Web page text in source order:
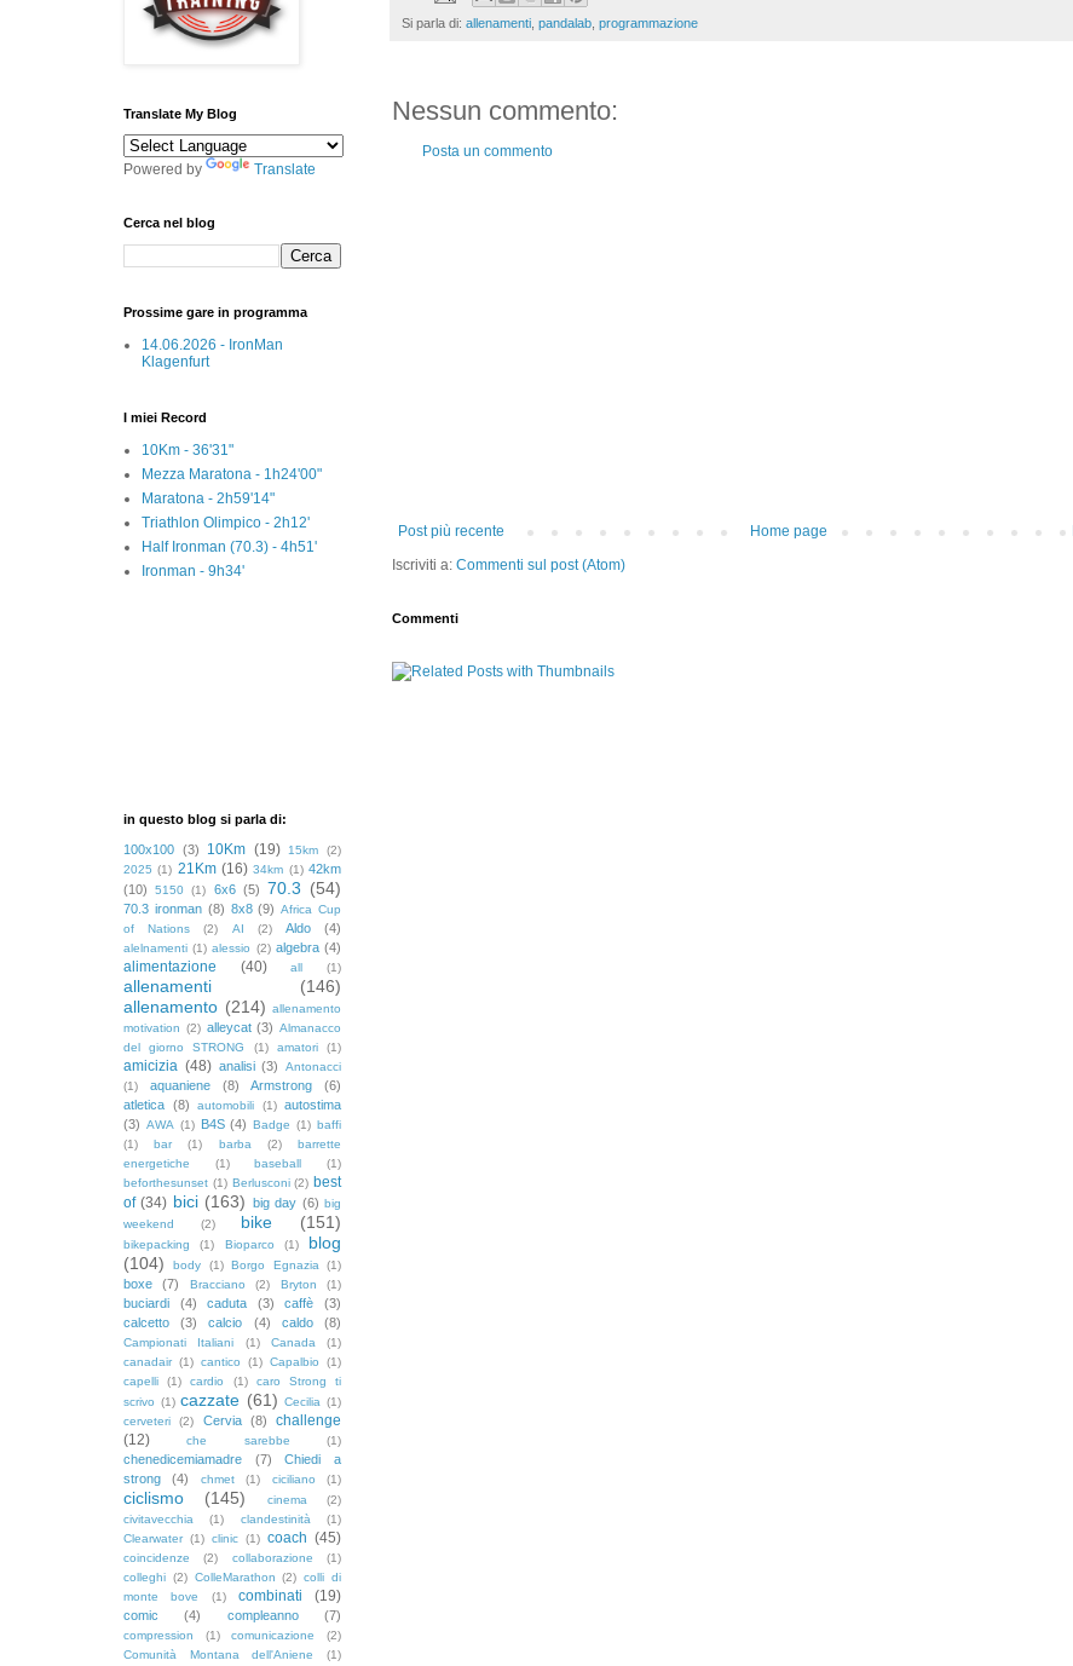
Si parla di: allenamenti pandalab programmazione
Nessun commento:
Posta un commento
Post più recente
Home page
Iscriviti a: Commenti sul post (Atom)
Commenti
Translate My Blog
Powered by Translate
Cerca nel blog
Prossime gare in programma
14.06.2026 - IronMan
Klagenfurt
I miei Record
10Km - 36'31"
Mezza Maratona - 1h24'00"
Maratona - 2h59'14"
Triathlon Olimpico - 2h12'
Half Ironman (70.3) - 4h51'
Ironman - 9h34'
in questo blog si parla di:
100x100 (3) 10Km (19) 15km
(2)
2025 (1) 21Km (16) 34km (1) 42km
(10)
5150 (1) 6x6 (5) 70.3 (54)
70.3 ironman (8) 8x8 (9) Africa Cup
of Nations
(2) AI (2) Aldo (4)
alelnamenti (1) alessio (2) algebra (4)
alimentazione (40) all (1)
allenamenti
(146)
allenamento (214) allenamento
motivation (2) alleycat (3) Almanacco
del giorno STRONG
(1) amatori (1)
amicizia (48) analisi (3)
Antonacci
(1)
aquaniene (8) Armstrong
(6)
atletica (8) automobili (1) autostima
(3) AWA (1) B4S (4) Badge (1) baffi
(1)
bar (1) barba (2)
barrette
energetiche
(1) baseball
(1)
beforthesunset (1) Berlusconi (2) best
of (34) bici (163) big day (6) big
weekend
(2) bike (151)
bikepacking (1) Bioparco (1)
blog
(104)
body (1) Borgo Egnazia (1)
boxe (7) Bracciano (2) Bryton (1)
buciardi (4) caduta (3) caffè
(3)
calcetto
(3) calcio (4) caldo (8)
Campionati Italiani (1) Canada
(1)
canadair (1) cantico (1) Capalbio
(1)
capelli
(1) cardio (1)
caro Strong ti
scrivo (1) cazzate (61) Cecilia (1)
cerveteri
(2) Cervia (8)
challenge
(12)
che sarebbe (1)
chenedicemiamadre (7)
Chiedi a
strong
(4) chmet (1) ciciliano (1)
ciclismo (145) cinema
(2)
civitavecchia
(1) clandestinità
(1)
Clearwater (1) clinic (1) coach (45)
coincidenze (2) collaborazione
(1)
colleghi (2) ColleMarathon (2) colli di
monte bove
(1) combinati (19)
comic (4) compleanno (7)
compression (1) comunicazione
(2)
Comunità Montana dell'Aniene
(1)